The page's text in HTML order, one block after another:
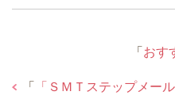
「 おす
「 「ＳＭＴステップメー